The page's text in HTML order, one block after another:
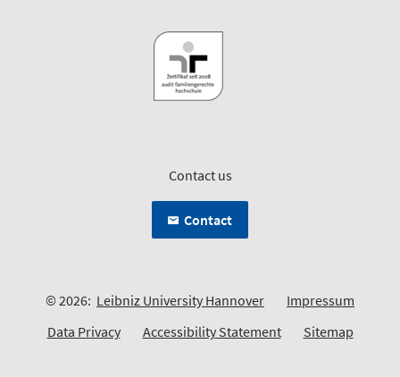
Contact us
Contact
© 2026: Leibniz University Hannover
Impressum
Data Privacy
Accessibility Statement Sitemap